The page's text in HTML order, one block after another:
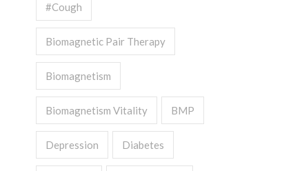
#cough
Biomagnetic Pair Therapy
Biomagnetism
Biomagnetism Vitality BMP
Depression Diabetes